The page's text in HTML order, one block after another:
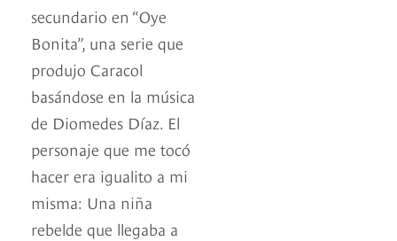
secundario en “Oye
Bonita”, una serie que
produjo Caracol
basándose en la música
de Diomedes Díaz. El
personaje que me tocó
hacer era igualito a mi
misma: Una niña
rebelde que llegaba a